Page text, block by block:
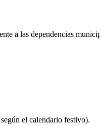
a las dependencias
el calendario festivo).